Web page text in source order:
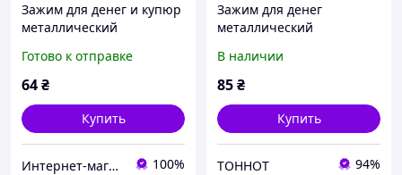
Зажим для денег и купюр
металлический
для купюр Money Clip
(C6505)
Готово к отправке
64₴
Купить
Интернет-магазин Фен-шуй 100%
Зажим для денег
металлический
нержавеющей стали.
Компактный держатель
В наличии
85₴
Купить
ТОННОТ 94%